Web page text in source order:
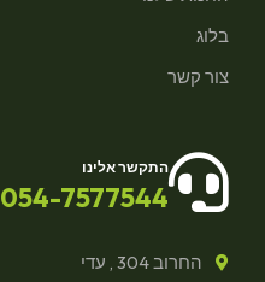
בלוג
צור קשר
התקשר אלינו
054-7577544
החרוב 304 , עדי